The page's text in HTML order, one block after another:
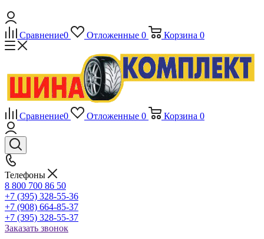
Сравнение0 Отложенные 0 Корзина 0
Сравнение0 Отложенные 0 Корзина 0
Телефоны
8 800 700 86 50
+7 (395) 328-55-36
+7 (908) 664-85-37
+7 (395) 328-55-37
Заказать звонок